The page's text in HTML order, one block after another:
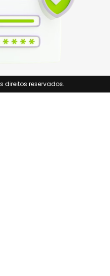
direitos reservados.